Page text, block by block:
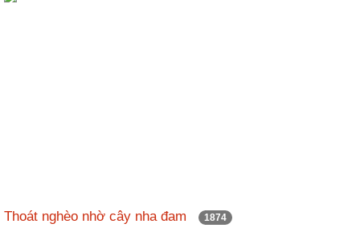
Thoát nghèo nhờ cây nha đam 1874